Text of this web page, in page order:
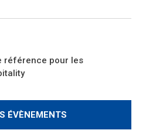
référence pour les
ÉVÈNEMENTS